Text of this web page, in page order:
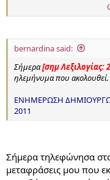
Εφεξής ο Οργανισμός
bernardina said:
Σήμερα[σημ Λεξιλογίας:
ηλεμήνυμα που ακολουθεί.
ΕΝΗΜΕΡΩΣΗ
2011
Σήμερα τηλεφώνησα
μεταφράσεις μου που